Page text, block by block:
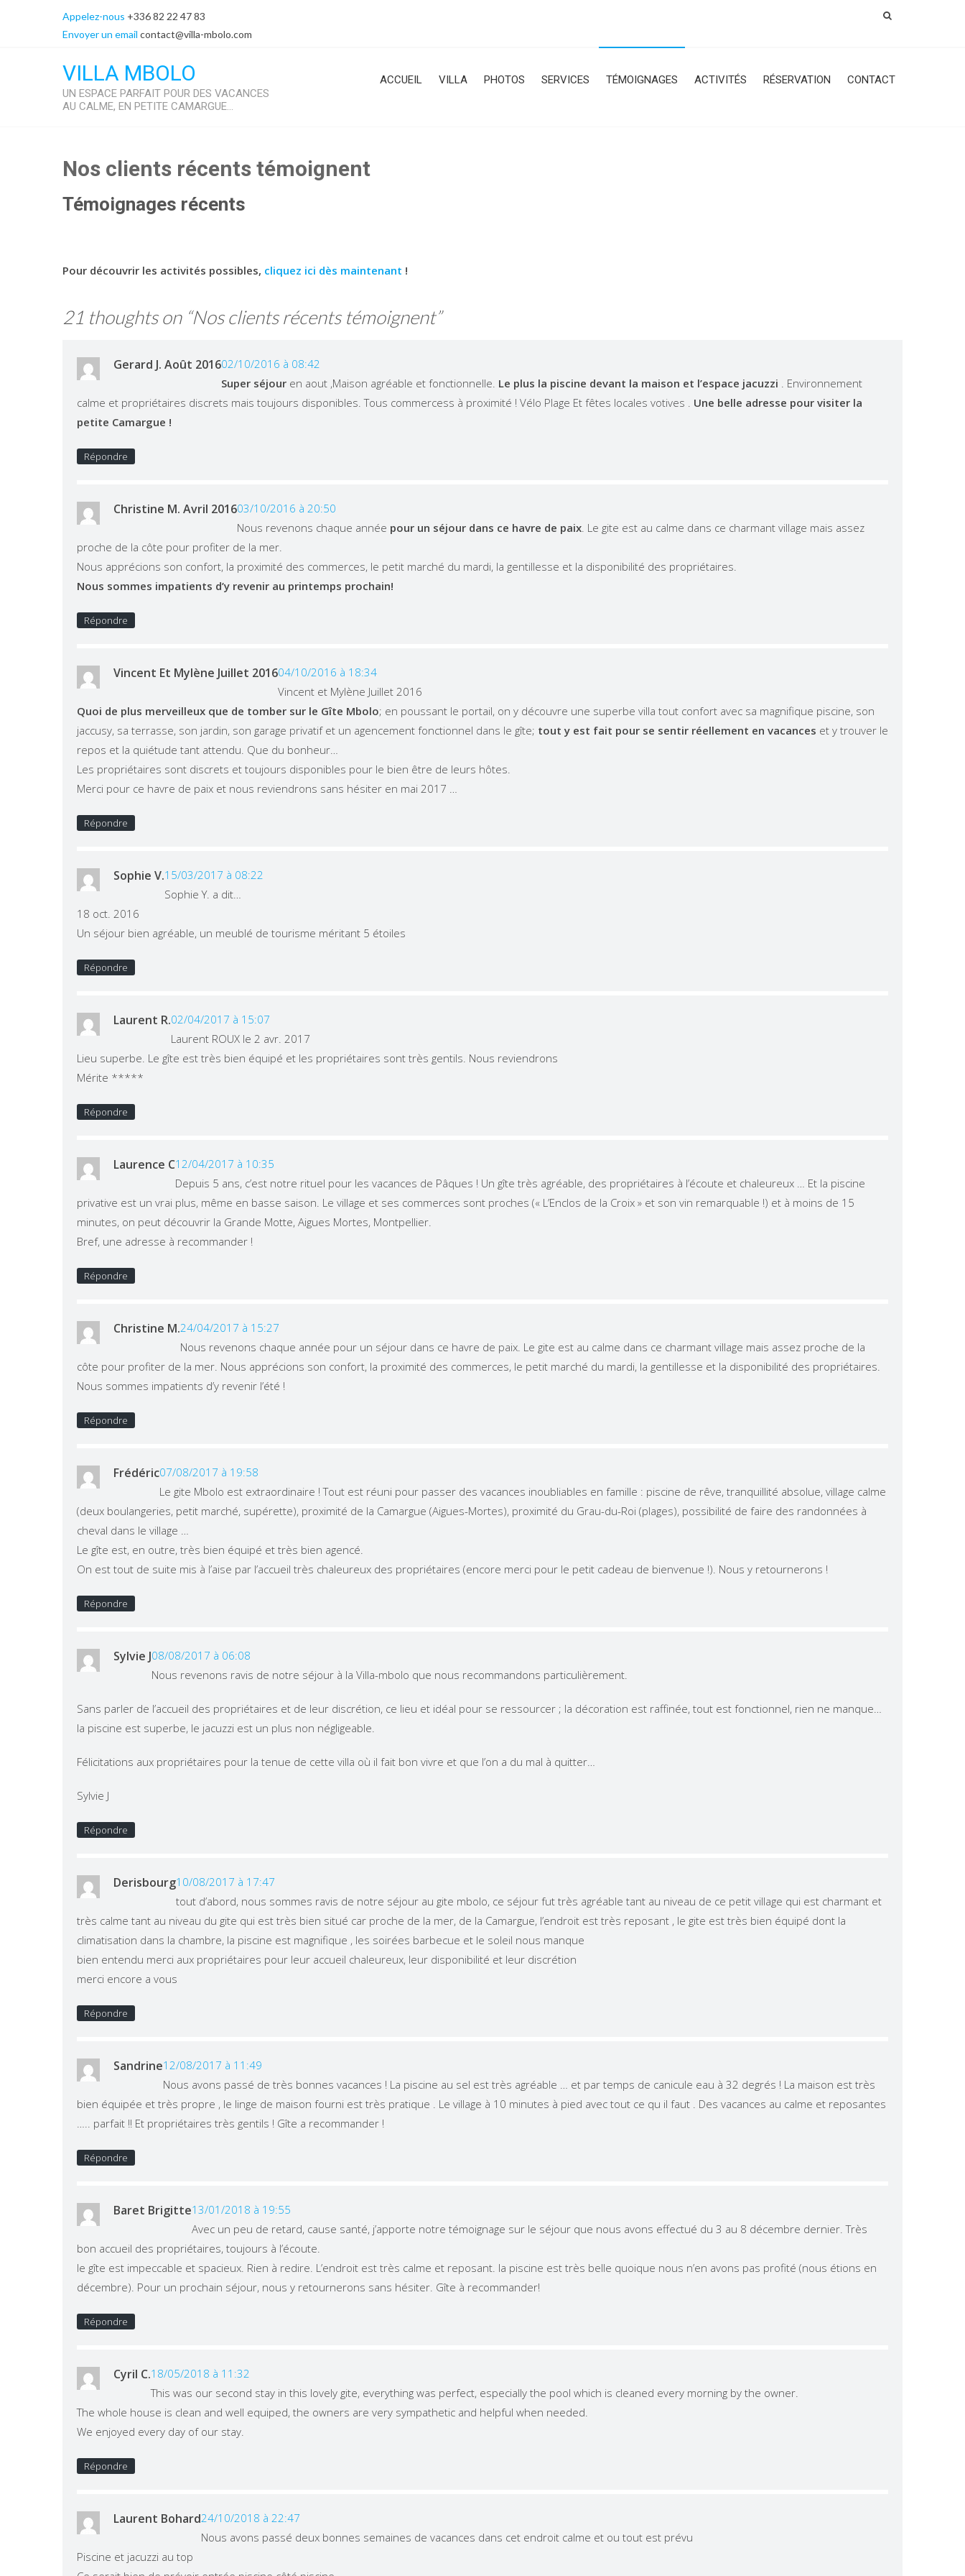
Appelez-nous +336 82 22 47 83
Envoyer un email contact@villa-mbolo.com
VILLA MBOLO
UN ESPACE PARFAIT POUR DES VACANCES
AU CALME, EN PETITE CAMARGUE…
ACCUEIL VILLA PHOTOS SERVICES TÉMOIGNAGES ACTIVITÉS RÉSERVATION CONTACT
Nos clients récents témoignent
Témoignages récents
Pour découvrir les activités possibles, cliquez ici dès maintenant !
21 thoughts on “Nos clients récents témoignent”
Gerard J. Août 201602/10/2016 à 08:42
Super séjour en aout ,Maison agréable et fonctionnelle. Le plus la piscine devant la maison et l’espace jacuzzi . Environnement
calme et propriétaires discrets mais toujours disponibles. Tous commercess à proximité ! Vélo Plage Et fêtes locales votives . Une belle adresse pour visiter la
petite Camargue !
Répondre
Christine M. Avril 201603/10/2016 à 20:50
Nous revenons chaque année pour un séjour dans ce havre de paix. Le gite est au calme dans ce charmant village mais assez
proche de la côte pour profiter de la mer.
Nous apprécions son confort, la proximité des commerces, le petit marché du mardi, la gentillesse et la disponibilité des propriétaires.
Nous sommes impatients d’y revenir au printemps prochain!
Répondre
Vincent Et Mylène Juillet 201604/10/2016 à 18:34
Vincent et Mylène Juillet 2016
Quoi de plus merveilleux que de tomber sur le Gîte Mbolo; en poussant le portail, on y découvre une superbe villa tout confort avec sa magnifique piscine, son
jaccusy, sa terrasse, son jardin, son garage privatif et un agencement fonctionnel dans le gîte; tout y est fait pour se sentir réellement en vacances et y trouver le
repos et la quiétude tant attendu. Que du bonheur…
Les propriétaires sont discrets et toujours disponibles pour le bien être de leurs hôtes.
Merci pour ce havre de paix et nous reviendrons sans hésiter en mai 2017 …
Répondre
Sophie V.15/03/2017 à 08:22
Sophie Y. a dit…
18 oct. 2016
Un séjour bien agréable, un meublé de tourisme méritant 5 étoiles
Répondre
Laurent R.02/04/2017 à 15:07
Laurent ROUX le 2 avr. 2017
Lieu superbe. Le gîte est très bien équipé et les propriétaires sont très gentils. Nous reviendrons
Mérite *****
Répondre
Laurence C12/04/2017 à 10:35
Depuis 5 ans, c’est notre rituel pour les vacances de Pâques ! Un gîte très agréable, des propriétaires à l’écoute et chaleureux … Et la piscine
privative est un vrai plus, même en basse saison. Le village et ses commerces sont proches (« L’Enclos de la Croix » et son vin remarquable !) et à moins de 15
minutes, on peut découvrir la Grande Motte, Aigues Mortes, Montpellier.
Bref, une adresse à recommander !
Répondre
Christine M.24/04/2017 à 15:27
Nous revenons chaque année pour un séjour dans ce havre de paix. Le gite est au calme dans ce charmant village mais assez proche de la
côte pour profiter de la mer. Nous apprécions son confort, la proximité des commerces, le petit marché du mardi, la gentillesse et la disponibilité des propriétaires.
Nous sommes impatients d’y revenir l’été !
Répondre
Frédéric07/08/2017 à 19:58
Le gite Mbolo est extraordinaire ! Tout est réuni pour passer des vacances inoubliables en famille : piscine de rêve, tranquillité absolue, village calme
(deux boulangeries, petit marché, supérette), proximité de la Camargue (Aigues-Mortes), proximité du Grau-du-Roi (plages), possibilité de faire des randonnées à
cheval dans le village …
Le gîte est, en outre, très bien équipé et très bien agencé.
On est tout de suite mis à l’aise par l’accueil très chaleureux des propriétaires (encore merci pour le petit cadeau de bienvenue !). Nous y retournerons !
Répondre
Sylvie J08/08/2017 à 06:08
Nous revenons ravis de notre séjour à la Villa-mbolo que nous recommandons particulièrement.
Sans parler de l’accueil des propriétaires et de leur discrétion, ce lieu et idéal pour se ressourcer ; la décoration est raffinée, tout est fonctionnel, rien ne manque…
la piscine est superbe, le jacuzzi est un plus non négligeable.
Félicitations aux propriétaires pour la tenue de cette villa où il fait bon vivre et que l’on a du mal à quitter…
Sylvie J
Répondre
Derisbourg10/08/2017 à 17:47
tout d’abord, nous sommes ravis de notre séjour au gite mbolo, ce séjour fut très agréable tant au niveau de ce petit village qui est charmant et
très calme tant au niveau du gite qui est très bien situé car proche de la mer, de la Camargue, l’endroit est très reposant , le gite est très bien équipé dont la
climatisation dans la chambre, la piscine est magnifique , les soirées barbecue et le soleil nous manque
bien entendu merci aux propriétaires pour leur accueil chaleureux, leur disponibilité et leur discrétion
merci encore a vous
Répondre
Sandrine12/08/2017 à 11:49
Nous avons passé de très bonnes vacances ! La piscine au sel est très agréable … et par temps de canicule eau à 32 degrés ! La maison est très
bien équipée et très propre , le linge de maison fourni est très pratique . Le village à 10 minutes à pied avec tout ce qu il faut . Des vacances au calme et reposantes
….. parfait !! Et propriétaires très gentils ! Gîte a recommander !
Répondre
Baret Brigitte13/01/2018 à 19:55
Avec un peu de retard, cause santé, j’apporte notre témoignage sur le séjour que nous avons effectué du 3 au 8 décembre dernier. Très
bon accueil des propriétaires, toujours à l’écoute.
le gîte est impeccable et spacieux. Rien à redire. L’endroit est très calme et reposant. la piscine est très belle quoique nous n’en avons pas profité (nous étions en
décembre). Pour un prochain séjour, nous y retournerons sans hésiter. Gîte à recommander!
Répondre
Cyril C.18/05/2018 à 11:32
This was our second stay in this lovely gite, everything was perfect, especially the pool which is cleaned every morning by the owner.
The whole house is clean and well equiped, the owners are very sympathetic and helpful when needed.
We enjoyed every day of our stay.
Répondre
Laurent Bohard24/10/2018 à 22:47
Nous avons passé deux bonnes semaines de vacances dans cet endroit calme et ou tout est prévu
Piscine et jacuzzi au top